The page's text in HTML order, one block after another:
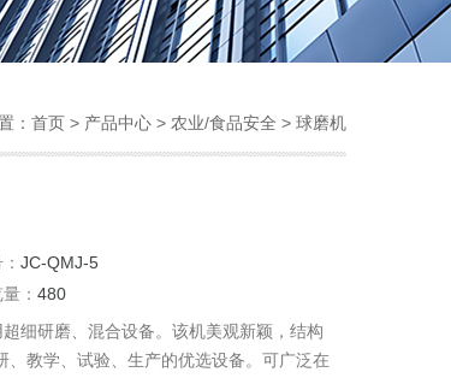
： 首页 > 产品中心 > 农业/食品安全 > 球磨机
JC-QMJ-5
： 480
细研磨、混合设备。该机美观新颖，结构
教学、试验、生产的优选设备。可广泛在